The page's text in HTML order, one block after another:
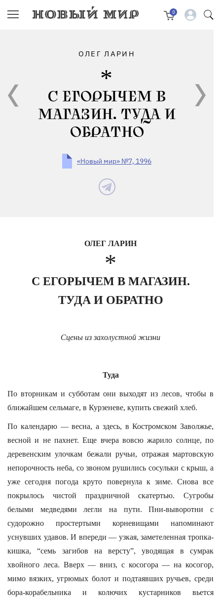
0
ОЛЕГ ЛАРИН
С ЕГОРЫЧЕМ В
МАГАЗИН. ТУДА И
ОБРАТНО
«Новый мир» №7, 1996
ОЛЕГ ЛАРИН
*
С ЕГОРЫЧЕМ В МАГАЗИН.
ТУДА И ОБРАТНО
Сцены из захолустной жизни
Туда
По вторникам и субботам они выходят из лесов, чтобы в
ближайшем сельмаге, в Курзеневе, купить свежий хлеб.
По календарю — весна, а здесь, в Костромском Заволжье,
весной и не пахнет. Еще вчера вовсю жарило солнце, по
деревенским улочкам бежали ручьи, отражая мартовскую
непорочность неба, со звоном рушились сосульки с крыш, а
уже сегодня погода круто повернула к зиме. Снова все
покрылось чистой праздничной скатертью. Сугробы
белыми медведями легли на пути. Пни-выворотни с
судорожно простертыми корневищами напоминают
уснувших удавов. И впереди — узкая, заметеленная тропка-
кишка, “семь загибов на версту”, уводящая в сумрак
хвойного леса. Вверх — вниз, с косогора — на косогор,
мимо вязких, угрюмых болот и подтаявших ручьев, среди
бора-корабельника и колючих кустарников вьется